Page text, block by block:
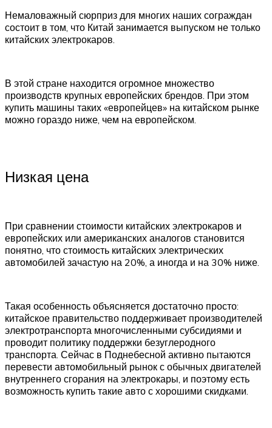
Немаловажный сюрприз для многих наших сограждан
состоит в том, что Китай занимается выпуском не только
китайских электрокаров.
В этой стране находится огромное множество
производств крупных европейских брендов. При этом
купить машины таких «европейцев» на китайском рынке
можно гораздо ниже, чем на европейском.
Низкая цена
При сравнении стоимости китайских электрокаров и
европейских или американских аналогов становится
понятно, что стоимость китайских электрических
автомобилей зачастую на 20%, а иногда и на 30% ниже.
Такая особенность объясняется достаточно просто:
китайское правительство поддерживает производителей
электротранспорта многочисленными субсидиями и
проводит политику поддержки безуглеродного
транспорта. Сейчас в Поднебесной активно пытаются
перевести автомобильный рынок с обычных двигателей
внутреннего сгорания на электрокары, и поэтому есть
возможность купить такие авто с хорошими скидками.